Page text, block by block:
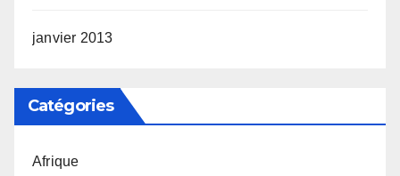
janvier 2013
Catégories
Afrique